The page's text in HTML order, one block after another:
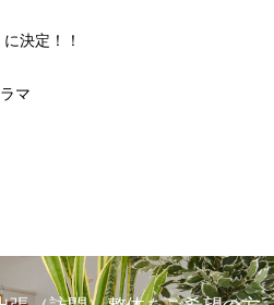
決定！！
マ